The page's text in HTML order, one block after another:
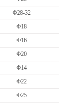
Φ28-32
Φ18
Φ16
Φ20
Φ14
Φ22
Φ25